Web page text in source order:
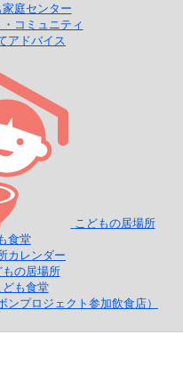
家庭センター
コミュニティ
アドバイス
こどもの居場所
食堂
カレンダー
もの居場所
ども食堂
ンプロジェクト参加飲食店）